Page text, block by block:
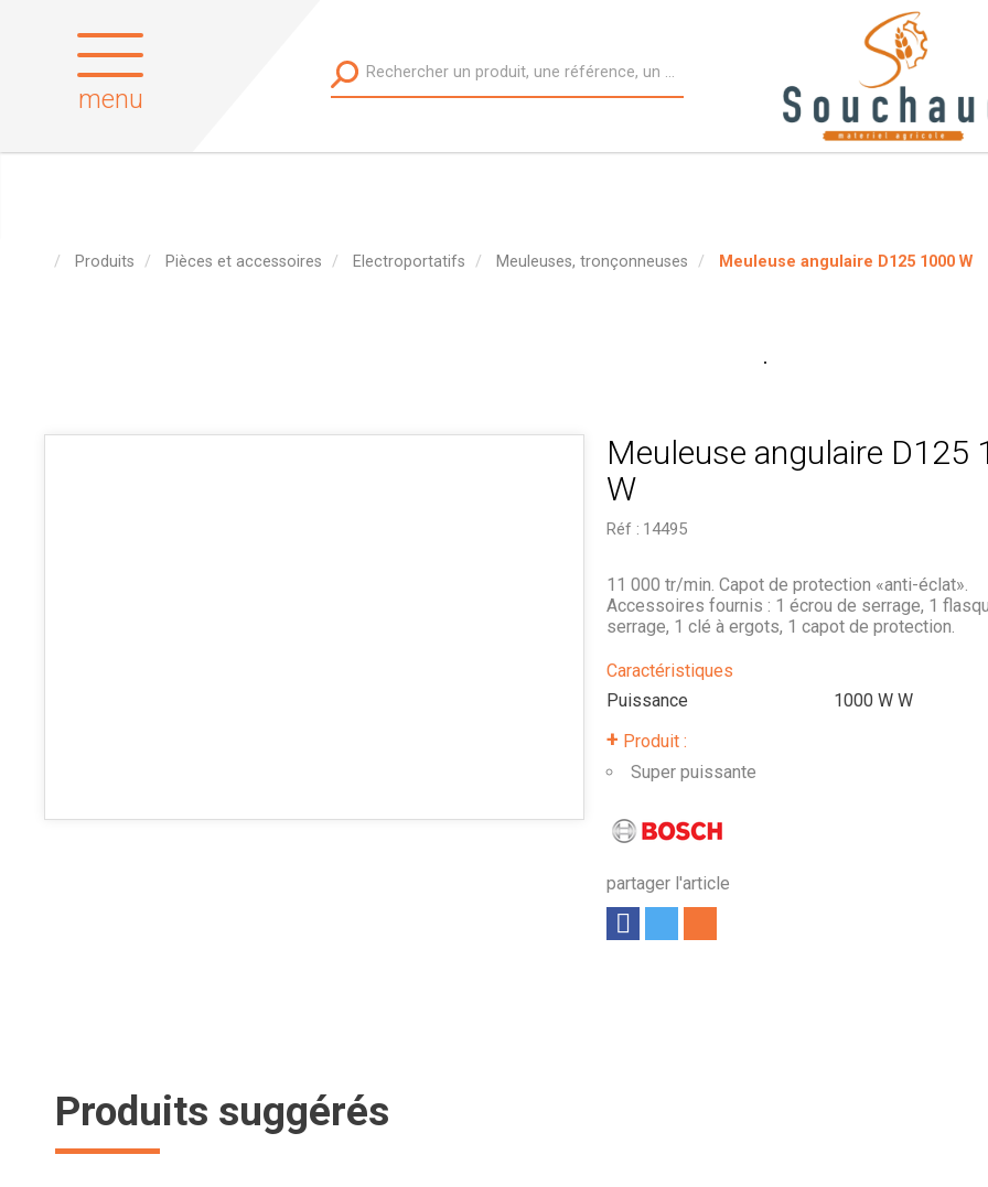
menu
Produits Pièces et accessoires Electroportatifs Meuleuses, tronçonneuses Meuleuse angulaire D125 1000 W
Meuleuse angulaire D125
W
Réf : 14495
+ Produit :
Super puissante
Caractéristiques
Puissance
1000 WW
partager l'article
11 000 tr/min. Capot de protection «anti-éclat».
Accessoires fournis : 1 écrou de serrage, 1
serrage, 1 clé à ergots, 1 capot de protection.
Produits suggérés